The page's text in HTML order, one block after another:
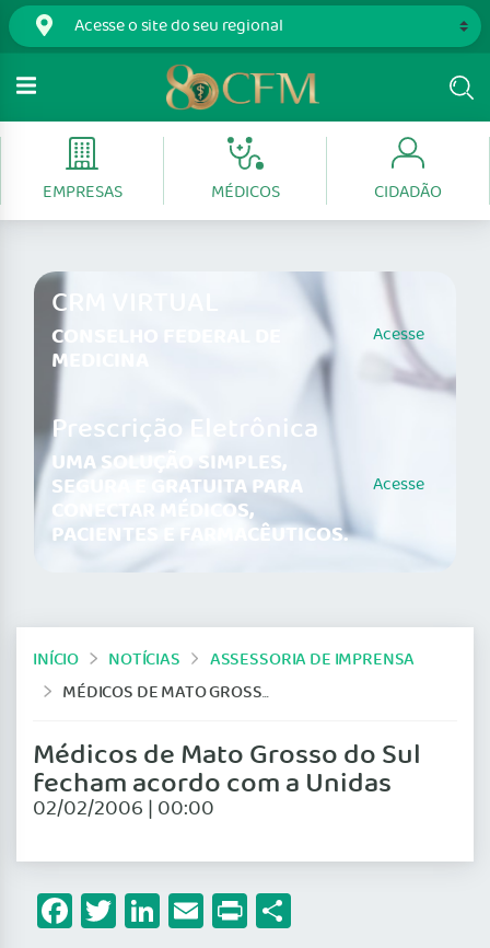
EMPRESAS MÉDICOS CIDADÃO
CRM VIRTUAL
CONSELHO FEDERAL DE
MEDICINA
Acesse
Prescrição Eletrônica
UMA SOLUÇÃO SIMPLES,
SEGURA E GRATUITA PARA
CONECTAR MÉDICOS,
PACIENTES E FARMACÊUTICOS.
Acesse
INÍCIO NOTÍCIAS
ASSESSORIA DE IMPRENSA
MÉDICOS DE MATO GROSSO DO SUL FECHAM ACORDO COM A UNIDAS
Médicos de Mato Grosso do Sul
fecham acordo com a Unidas
02/02/2006 | 00:00
Facebook
Twitter
LinkedIn
Email
Print